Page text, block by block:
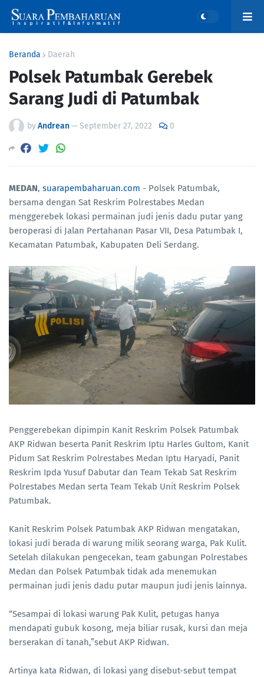
Beranda Daerah
Polsek Patumbak Gerebek
Sarang Judi di Patumbak
byAndrean—September 27, 2022 0
MEDAN, suarapembaharuan.com - Polsek Patumbak,
bersama dengan Sat Reskrim Polrestabes Medan
menggerebek lokasi permainan judi jenis dadu putar yang
beroperasi di Jalan Pertahanan Pasar VII, Desa Patumbak I,
Kecamatan Patumbak, Kabupaten Deli Serdang.
Penggerebekan dipimpin Kanit Reskrim Polsek Patumbak
AKP Ridwan beserta Panit Reskrim Iptu Harles Gultom, Kanit
Pidum Sat Reskrim Polrestabes Medan Iptu Haryadi, Panit
Reskrim Ipda Yusuf Dabutar dan Team Tekab Sat Reskrim
Polrestabes Medan serta Team Tekab Unit Reskrim Polsek
Patumbak.
Kanit Reskrim Polsek Patumbak AKP Ridwan mengatakan,
lokasi judi berada di warung milik seorang warga, Pak Kulit.
Setelah dilakukan pengecekan, team gabungan Polrestabes
Medan dan Polsek Patumbak tidak ada menemukan
permainan judi jenis dadu putar maupun judi jenis lainnya.
“Sesampai di lokasi warung Pak Kulit, petugas hanya
mendapati gubuk kosong, meja biliar rusak, kursi dan meja
berserakan di tanah,”sebut AKP Ridwan.
Artinya kata Ridwan, di lokasi yang disebut-sebut tempat